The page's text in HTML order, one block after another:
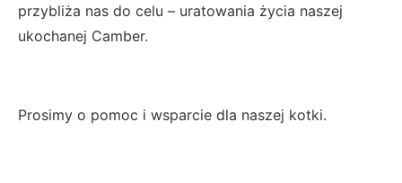
przybliża nas do celu – uratowania życia naszej
ukochanej Camber.
Prosimy o pomoc i wsparcie dla naszej kotki.